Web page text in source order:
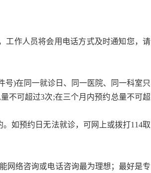
工作人员将会用电话方式及时通知您，请
)在同一就诊日、同一医院、同一科室只
不可超过3次;在三个月内预约总量不可超
如预约日无法就诊，可网上或拨打114取
网络咨询或电话咨询最为理想；最好是专